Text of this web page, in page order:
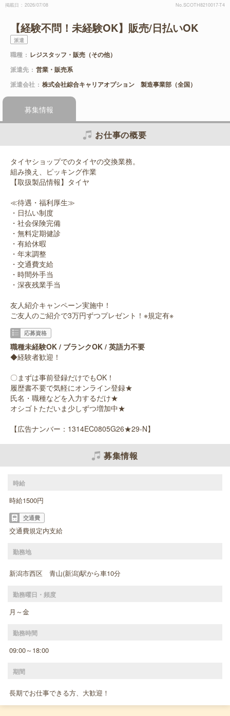
掲載日 2026/07/08 No.SCOTH8210017-T4
【経験不問！未経験OK】販売/日払いOK
派遣
職種
レジスタッフ・販売（その他）
派遣先
営業・販売系
派遣会社
株式会社綜合キャリアオプション 製造事業部（全国）
募集情報
お仕事の概要
タイヤショップでのタイヤの交換業務。
組み換え、ピッキング作業
【取扱製品情報】タイヤ
≪待遇・福利厚生≫
・日払い制度
・社会保険完備
・無料定期健診
・有給休暇
・年末調整
・交通費支給
・時間外手当
・深夜残業手当
友人紹介キャンペーン実施中！
ご友人のご紹介で3万円ずつプレゼント！※規定有※
応募資格
職種未経験OK / ブランクOK / 英語力不要
◆経験者歓迎！
〇まずは事前登録だけでもOK！
履歴書不要で気軽にオンライン登録★
氏名・職種などを入力するだけ★
オシゴトただいま少しずつ増加中★
【広告ナンバー：1314EC0805G26★29-N】
募集情報
時給
時給1500円
交通費
交通費規定内支給
勤務地
新潟市西区 青山(新潟)駅から車10分
勤務曜日・頻度
月～金
勤務時間
09:00～18:00
期間
長期でお仕事できる方、大歓迎！